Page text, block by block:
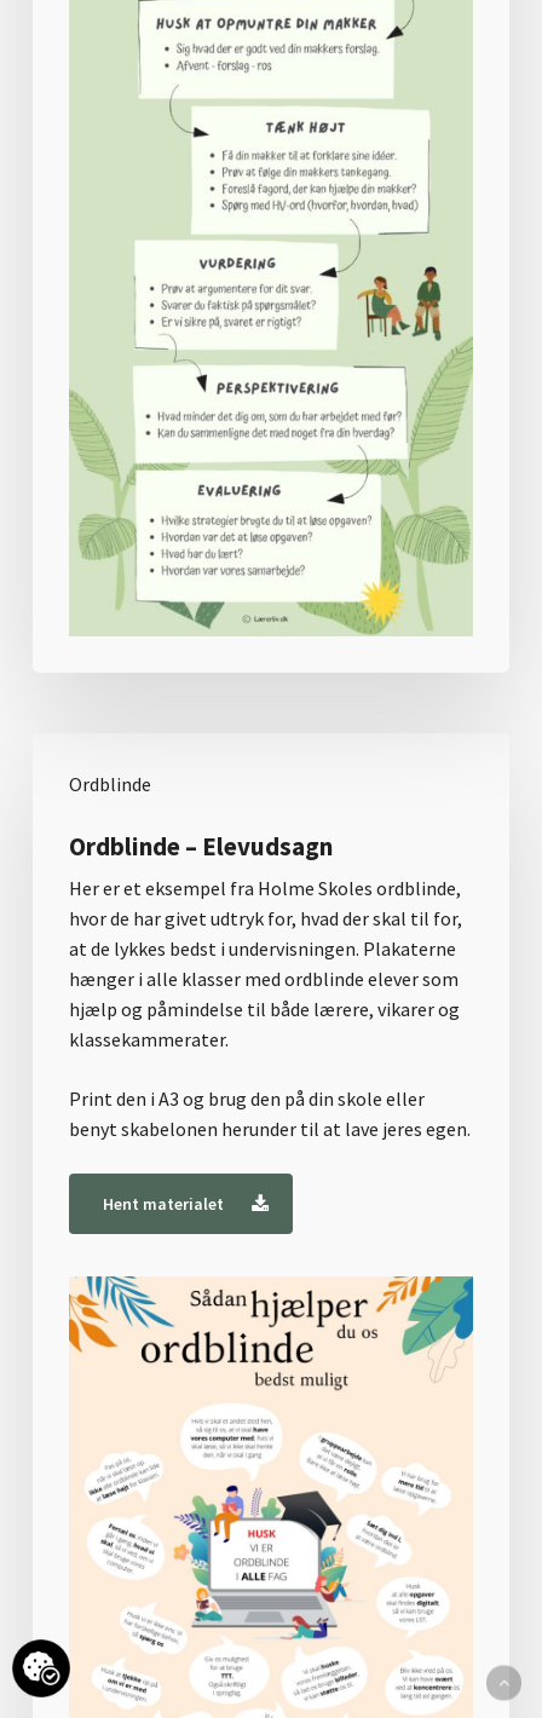
Subtotal:
Se kurv Kasse
Ordblinde
Ordblinde – Elevudsagn
Her er et eksempel fra Holme Skoles ordblinde,
hvor de har givet udtryk for, hvad der skal til for,
at de lykkes bedst i undervisningen. Plakaterne
hænger i alle klasser med ordblinde elever som
hjælp og påmindelse til både lærere, vikarer og
klassekammerater.
Print den i A3 og brug den på din skole eller
benyt skabelonen herunder til at lave jeres egen.
Hent materialet